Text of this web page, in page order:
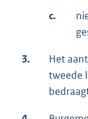
c.
3.
Het
tweede